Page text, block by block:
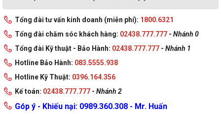
Tổng đài tư vấn kinh doanh (miễn phí): 1800.6321
Tổng đài chăm sóc khách hàng: 02438.777.777 - Nhánh 0
Tổng đài Kỹ thuật - Bảo Hành: 02438.777.777 - Nhánh 1
Hotline Bảo Hành: 083.5555.938
Hotline Kỹ Thuật: 0396.164.356
Kế toán: 02438.777.777 - Nhánh 2
Góp ý - Khiếu nại: 0989.360.308 - Mr. Huấn